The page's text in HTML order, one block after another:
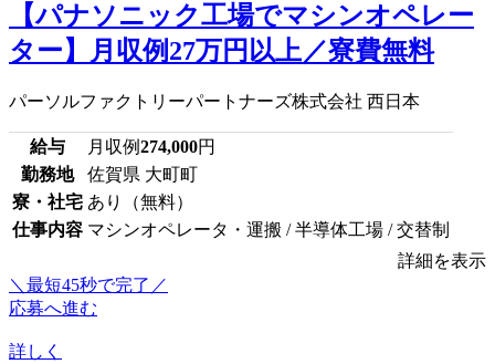
【パナソニック工場でマシンオペレー
ター】月収例27万円以上／寮費無料
パーソルファクトリーパートナーズ株式会社 西日本
給与 月収例274,000円
勤務地
佐賀県 大町町
寮・社宅 あり（無料）
仕事内容 マシンオペレータ・運搬 / 半導体工場 / 交替制
詳細を表示
＼最短45秒で完了／
応募へ進む
詳しく